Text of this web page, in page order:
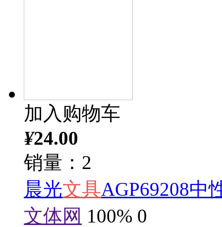
加入购物车
¥24.00
销量：2
晨光文具AGP69208中
文体网 100% 0